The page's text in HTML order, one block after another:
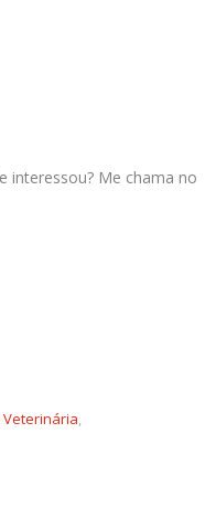
interessou? Me chama no